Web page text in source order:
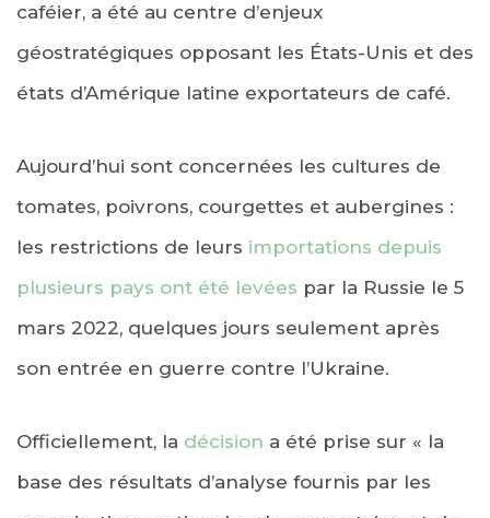
caféier, a été au centre d’enjeux
géostratégiques opposant les États-Unis et des
états d’Amérique latine exportateurs de café.
Aujourd’hui sont concernées les cultures de
tomates, poivrons, courgettes et aubergines :
les restrictions de leurs importations depuis
plusieurs pays ont été levées par la Russie le 5
mars 2022, quelques jours seulement après
son entrée en guerre contre l’Ukraine.
Officiellement, la décision a été prise sur « la
base des résultats d’analyse fournis par les